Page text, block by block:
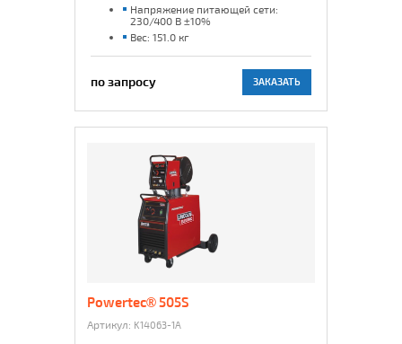
Напряжение питающей сети:
230/400 В ±10%
Вес: 151.0 кг
по запросу ЗАКАЗАТЬ
Powertec® 505S
Артикул: K14063-1A